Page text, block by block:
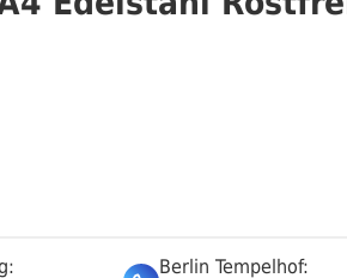
Berlin Tempelhof: